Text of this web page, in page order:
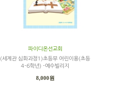
파이디온선교회
(세계관 심화과정1)초등부 어린이용(초등
4-6학년) -예수빌리지
8,000원